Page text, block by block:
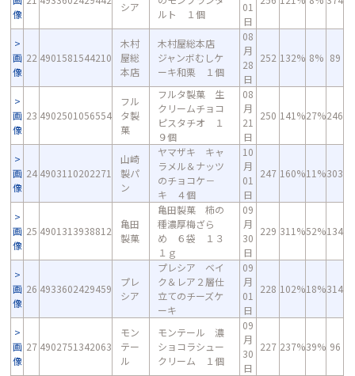
像
シア
ルト １個
01
日
画
像
22 4901581544210
木村
屋総
本店
木村屋総本店
ジャンボむしケ
ーキ和栗 １個
08
月
28
日
252 132% 8% 89
画
像
23 4902501056554
フル
タ製
菓
フルタ製菓 生
クリームチョコ
ピスタチオ １
９個
08
月
21
日
250 141%27%246
画
像
24 4903110202271
山崎
製パ
ン
ヤマザキ キャ
ラメル＆ナッツ
のチョコケ－
キ ４個
10
月
01
日
247 160%11%303
画
像
25 4901313938812
亀田
製菓
亀田製菓 柿の
種濃厚梅ざら
め ６袋 １３
１ｇ
09
月
30
日
229 311%52%134
画
像
26 4933602429459
プレ
シア
プレシア ベイ
ク＆レア２層仕
立てのチーズケ
ーキ
09
月
01
日
228 102%18%314
画
像
27 4902751342063
モン
テー
ル
モンテール 濃
ショコラシュー
クリーム １個
09
月
30
日
227 237%39% 96